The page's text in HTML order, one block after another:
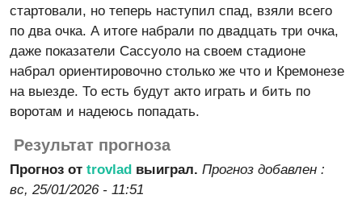
стартовали, но теперь наступил спад, взяли всего
по два очка. А итоге набрали по двадцать три очка,
даже показатели Сассуоло на своем стадионе
набрал ориентировочно столько же что и Кремонезе
на выезде. То есть будут акто играть и бить по
воротам и надеюсь попадать.
Результат прогноза
Прогноз от trovladвыиграл. Прогноз добавлен :
вс, 25/01/2026 - 11:51